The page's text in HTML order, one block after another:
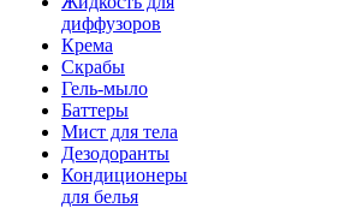
диффузоров
Крема
Скрабы
Гель-мыло
Баттеры
Мист для тела
Дезодоранты
Кондиционеры
для белья